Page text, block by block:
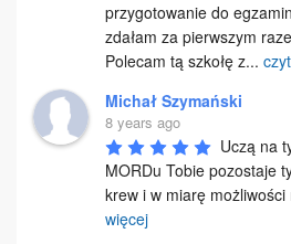
przygotowanie do
zdałam za pierwszym
Polecam tą szkołę z...
Michał Szymański
8 years ago
Uczą na
MORDu Tobie pozostaje
krew i w miarę
więcej